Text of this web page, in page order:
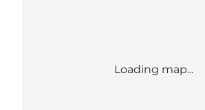
Loading map...